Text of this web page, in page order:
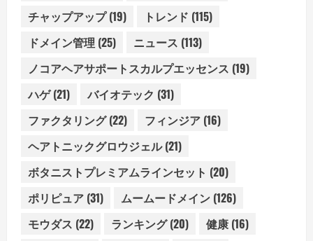
チャップアップ(19) トレンド (115)
ドメイン管理 (25) ニュース (113)
ノコアヘアサポートスカルプエッセンス (19)
ハゲ(21) バイオテック (31)
ファクタリング(22) フィンジア (16)
ヘアトニックグロウジェル(21)
ボタニストプレミアムラインセット (20)
ポリピュア (31) ムームードメイン (126)
モウダス (22) ランキング(20) 健康 (16)